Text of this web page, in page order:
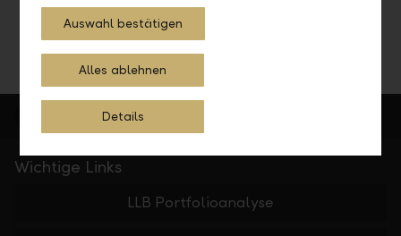
Teilen
Wichtige Links
LLB Portfolioanalyse
Auswahl bestätigen
Alles ablehnen
Details